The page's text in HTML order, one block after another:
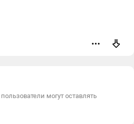
пользователи могут оставлять